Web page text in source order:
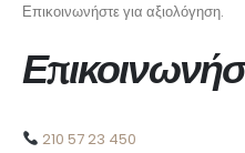
Επικοινωνήστε για αξιολόγηση.
210 57 23 450